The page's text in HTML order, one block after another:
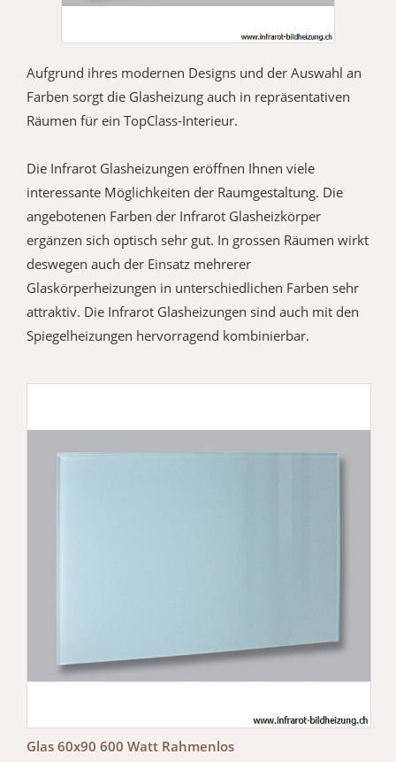
Aufgrund ihres modernen Designs und der Auswahl an
Farben sorgt die Glasheizung auch in repräsentativen
Räumen für ein TopClass-Interieur.
Die Infrarot Glasheizungen eröffnen Ihnen viele
interessante Möglichkeiten der Raumgestaltung. Die
angebotenen Farben der Infrarot Glasheizkörper
ergänzen sich optisch sehr gut. In grossen Räumen wirkt
deswegen auch der Einsatz mehrerer
Glaskörperheizungen in unterschiedlichen Farben sehr
attraktiv. Die Infrarot Glasheizungen sind auch mit den
Spiegelheizungen hervorragend kombinierbar.
Glas 60x90 600 Watt Rahmenlos